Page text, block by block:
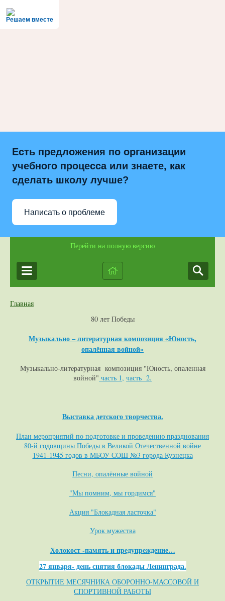
Решаем вместе
Есть предложения по организации
учебного процесса или знаете, как
сделать школу лучше?
Написать о проблеме
Перейти на полную версию
Главная
80 лет Победы
Музыкально – литературная композиция «Юность,
опалённая войной»
Музыкально-литературная композиция "Юность, опаленная
войной" часть 1, часть 2.
Выставка детского творчества.
План мероприятий по подготовке и проведению празднования
80-й годовщины Победы в Великой Отечественной войне
1941-1945 годов в МБОУ СОШ №3 города Кузнецка
Песни, опалённые войной
"Мы помним, мы гордимся"
Акция "Блокадная ласточка"
Урок мужества
Холокост -память и предупреждение…
27 января- день снятия блокады Ленинграда.
ОТКРЫТИЕ МЕСЯЧНИКА ОБОРОННО-МАССОВОЙ И
СПОРТИВНОЙ РАБОТЫ